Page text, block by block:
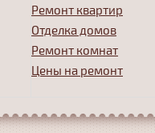
Ремонт квартир
Отделка домов
Ремонт комнат
Цены на ремонт